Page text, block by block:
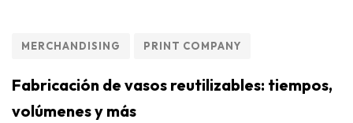
MERCHANDISING PRINT COMPANY
Fabricación de vasos reutilizables: tiempos,
volúmenes y más